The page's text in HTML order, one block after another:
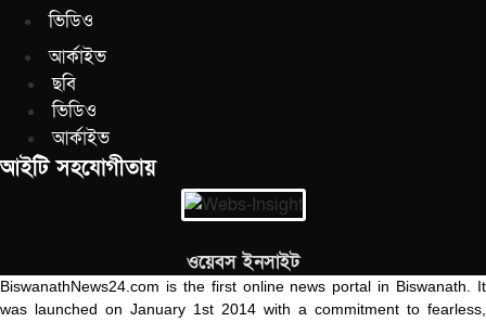
ভিডিও
আর্কাইভ
ছবি
ভিডিও
আর্কাইভ
আইটি সহযোগীতায়
ওয়েবস ইনসাইট
BiswanathNews24.com is the first online news portal in Biswanath. It
was launched on January 1st 2014 with a commitment to fearless,